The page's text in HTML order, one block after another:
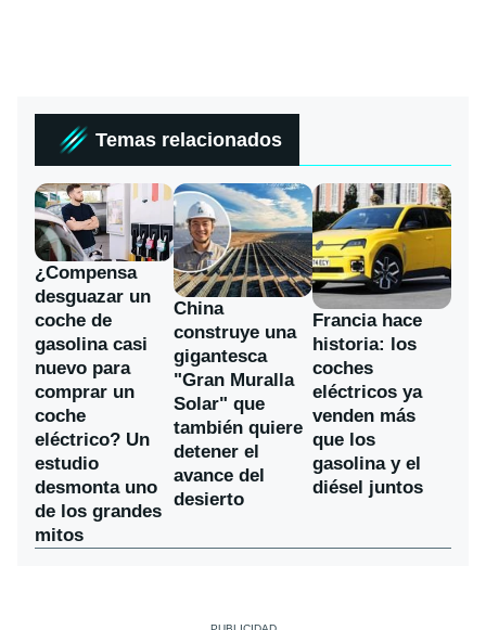
Temas relacionados
¿Compensa
desguazar un
coche de
gasolina casi
nuevo para
comprar un
coche
eléctrico? Un
estudio
desmonta uno
de los grandes
mitos
China
construye una
gigantesca
"Gran Muralla
Solar" que
también quiere
detener el
avance del
desierto
Francia hace
historia: los
coches
eléctricos ya
venden más
que los
gasolina y el
diésel juntos